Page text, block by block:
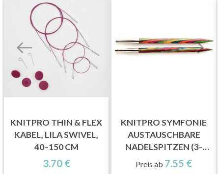
KNITPRO THIN & FLEX
KABEL, LILA SWIVEL,
40–150 CM
3.70 €
KNITPRO SYMFONIE
AUSTAUSCHBARE
NADELSPITZEN (3-
15.00MM)
Preis ab 7.55 €